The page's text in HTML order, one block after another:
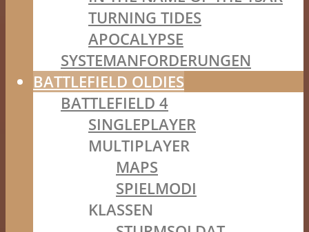
TURNING TIDES
APOCALYPSE
SYSTEMANFORDERUNGEN
BATTLEFIELD OLDIES
BATTLEFIELD 4
SINGLEPLAYER
MULTIPLAYER
MAPS
SPIELMODI
KLASSEN